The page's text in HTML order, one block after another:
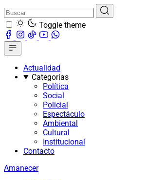
Toggle theme
Actualidad
Categorías
Política
Social
Policial
Espectáculo
Ambiental
Cultural
Institucional
Contacto
Amanecer